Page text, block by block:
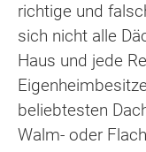
richtige und
sich nicht alle
Haus und jede
beliebtesten
Walm- oder